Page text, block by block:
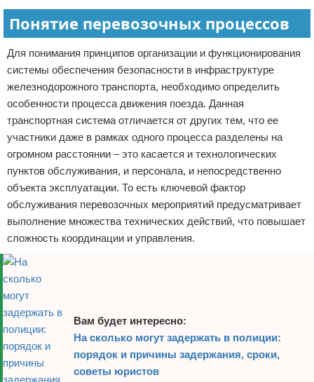
Понятие перевозочных процессов
Для понимания принципов организации и функционирования
системы обеспечения безопасности в инфраструктуре
железнодорожного транспорта, необходимо определить
особенности процесса движения поезда. Данная
транспортная система отличается от других тем, что ее
участники даже в рамках одного процесса разделены на
огромном расстоянии – это касается и технологических
пунктов обслуживания, и персонала, и непосредственно
объекта эксплуатации. То есть ключевой фактор
обслуживания перевозочных мероприятий предусматривает
выполнение множества технических действий, что повышает
сложность координации и управления.
Вам будет интересно:
На сколько могут задержать в полиции:
порядок и причины задержания, сроки,
советы юристов